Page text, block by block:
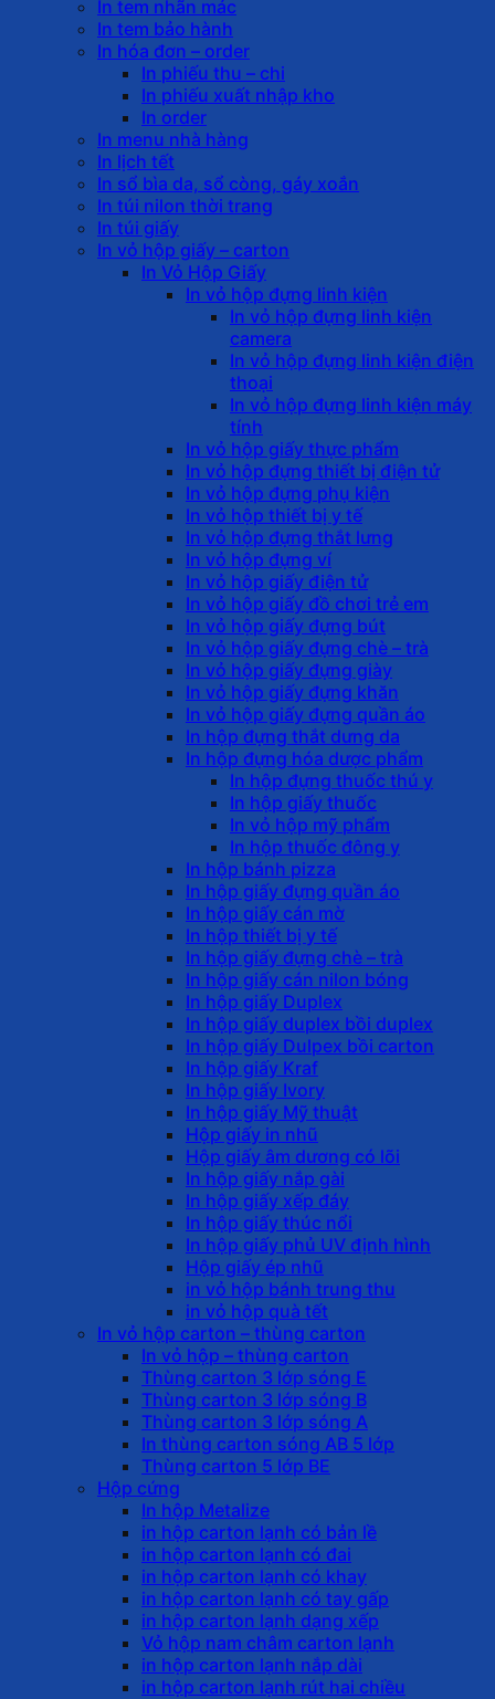
In tem nhãn mác
In tem bảo hành
In hóa đơn – order
In phiếu thu – chi
In phiếu xuất nhập kho
In order
In menu nhà hàng
In lịch tết
In sổ bìa da, sổ còng, gáy xoắn
In túi nilon thời trang
In túi giấy
In vỏ hộp giấy – carton
In Vỏ Hộp Giấy
In vỏ hộp đựng linh kiện
In vỏ hộp đựng linh kiện
camera
In vỏ hộp đựng linh kiện điện
thoại
In vỏ hộp đựng linh kiện máy
tính
In vỏ hộp giấy thực phẩm
In vỏ hộp đựng thiết bị điện tử
In vỏ hộp đựng phụ kiện
In vỏ hộp thiết bị y tế
In vỏ hộp đựng thắt lưng
In vỏ hộp đựng ví
In vỏ hộp giấy điện tử
In vỏ hộp giấy đồ chơi trẻ em
In vỏ hộp giấy đựng bút
In vỏ hộp giấy đựng chè – trà
In vỏ hộp giấy đựng giày
In vỏ hộp giấy đựng khăn
In vỏ hộp giấy đựng quần áo
In hộp đựng thắt dưng da
In hộp đựng hóa dược phẩm
In hộp đựng thuốc thú y
In hộp giấy thuốc
In vỏ hộp mỹ phẩm
In hộp thuốc đông y
In hộp bánh pizza
In hộp giấy đựng quần áo
In hộp giấy cán mờ
In hộp thiết bị y tế
In hộp giấy đựng chè – trà
In hộp giấy cán nilon bóng
In hộp giấy Duplex
In hộp giấy duplex bồi duplex
In hộp giấy Dulpex bồi carton
In hộp giấy Kraf
In hộp giấy Ivory
In hộp giấy Mỹ thuật
Hộp giấy in nhũ
Hộp giấy âm dương có lõi
In hộp giấy nắp gài
In hộp giấy xếp đáy
In hộp giấy thúc nổi
In hộp giấy phủ UV định hình
Hộp giấy ép nhũ
in vỏ hộp bánh trung thu
in vỏ hộp quà tết
In vỏ hộp carton – thùng carton
In vỏ hộp – thùng carton
Thùng carton 3 lớp sóng E
Thùng carton 3 lớp sóng B
Thùng carton 3 lớp sóng A
In thùng carton sóng AB 5 lớp
Thùng carton 5 lớp BE
Hộp cứng
In hộp Metalize
in hộp carton lạnh có bản lề
in hộp carton lạnh có đai
in hộp carton lạnh có khay
in hộp carton lạnh có tay gấp
in hộp carton lạnh dạng xếp
Vỏ hộp nam châm carton lạnh
in hộp carton lạnh nắp dài
in hộp carton lạnh rút hai chiều